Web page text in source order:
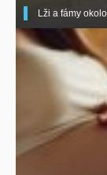
Lži a fámy